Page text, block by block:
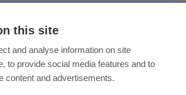
bis 12:00 Uhr
this site
and analyse information on site
to provide social media features and to
content and advertisements.